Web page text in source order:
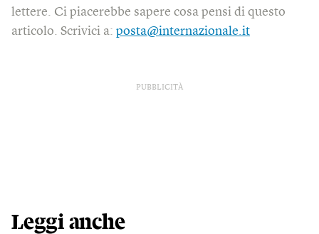
lettere. Ci piacerebbe sapere cosa pensi di questo
articolo. Scrivici a: posta@internazionale.it
PUBBLICITÀ
Leggi anche